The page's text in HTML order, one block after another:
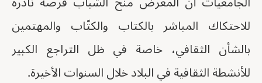
للاحتكاك المباشر بالكتاب والكتّاب والمهتمين
بالشأن الثقافي، خاصة في ظل التراجع الكبير
للأنشطة الثقافية في البلاد خلال السنوات الأخيرة.